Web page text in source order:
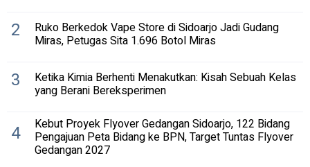
2 Ruko Berkedok Vape Store di Sidoarjo Jadi Gudang
Miras, Petugas Sita 1.696 Botol Miras
3 Ketika Kimia Berhenti Menakutkan: Kisah Sebuah Kelas
yang Berani Bereksperimen
4 Kebut Proyek Flyover Gedangan Sidoarjo, 122 Bidang
Pengajuan Peta Bidang ke BPN, Target Tuntas Flyover
Gedangan 2027